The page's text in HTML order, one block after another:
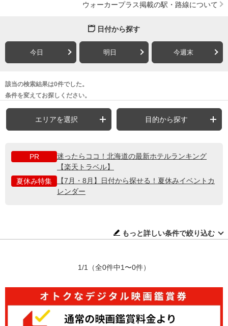
ウォーカープラス掲載の駅・路線について
日付から探す
今日 明日 今週末
該当の検索結果は0件でした。
条件を変えてお探しください。
エリアを選択 目的から探す
PR
迷ったらココ！北海道の最新ホテルランキング
【楽天トラベル】
夏休み特集
【7月・8月】日付から探せる！夏休みイベントカ
レンダー
もっと詳しい条件で絞り込む
1/1 （全0件中1〜0件）